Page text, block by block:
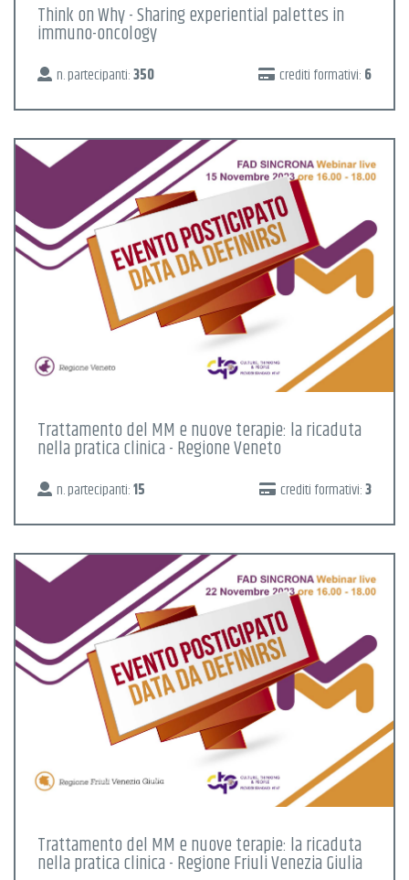
Think on Why - Sharing experiential palettes in
immuno-oncology
n. partecipanti:350 crediti formativi: 6
Trattamento del MM e nuove terapie: la ricaduta
nella pratica clinica - Regione Veneto
n. partecipanti:15 crediti formativi:3
Trattamento del MM e nuove terapie: la ricaduta
nella pratica clinica - Regione Friuli Venezia Giulia